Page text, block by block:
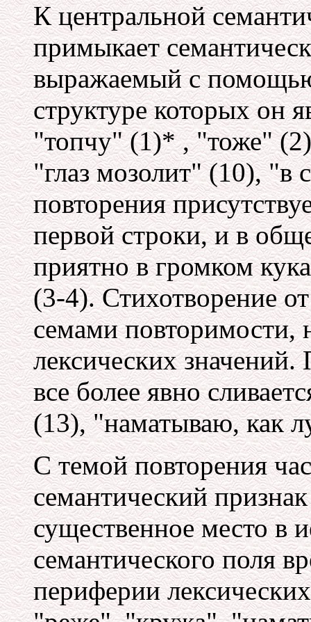
К центральной
примыкает
выражаемый с
структуре которых он
"топчу" (1)* , "тоже"
"глаз мозолит" (10), "в
повторения
первой строки, и в
приятно в громком
(3-4). Стихотворение
семами повторимости,
лексических значений.
все более явно
(13), "наматываю, как
С темой повторения
семантический
существенное место в
семантического поля
периферии